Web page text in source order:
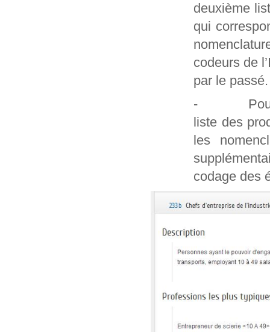
deuxième
qui
codeurs de
par le passé.
- Pour les
liste des
les
codage des